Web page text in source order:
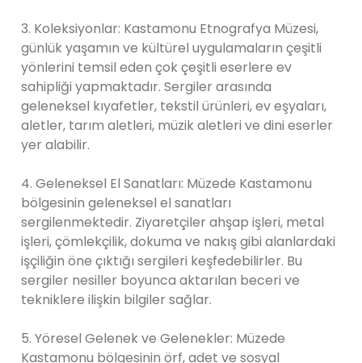
3. Koleksiyonlar: Kastamonu Etnografya Müzesi,
günlük yaşamın ve kültürel uygulamaların çeşitli
yönlerini temsil eden çok çeşitli eserlere ev
sahipliği yapmaktadır. Sergiler arasında
geleneksel kıyafetler, tekstil ürünleri, ev eşyaları,
aletler, tarım aletleri, müzik aletleri ve dini eserler
yer alabilir.
4. Geleneksel El Sanatları: Müzede Kastamonu
bölgesinin geleneksel el sanatları
sergilenmektedir. Ziyaretçiler ahşap işleri, metal
işleri, çömlekçilik, dokuma ve nakış gibi alanlardaki
işçiliğin öne çıktığı sergileri keşfedebilirler. Bu
sergiler nesiller boyunca aktarılan beceri ve
tekniklere ilişkin bilgiler sağlar.
5. Yöresel Gelenek ve Gelenekler: Müzede
Kastamonu bölgesinin örf, adet ve sosyal